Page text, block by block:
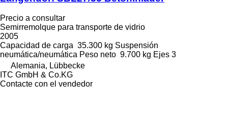
Precio a consultar
Semirremolque para transporte de vidrio
2005
Capacidad de carga 35.300 kg Suspensión
neumática/neumática Peso neto 9.700 kg Ejes 3
Alemania, Lübbecke
ITC GmbH & Co.KG
Contacte con el vendedor